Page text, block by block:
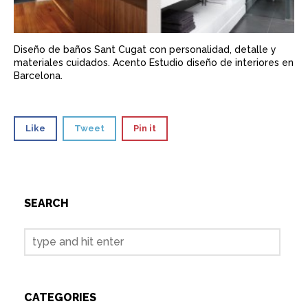
Diseño de baños Sant Cugat con personalidad, detalle y
materiales cuidados. Acento Estudio diseño de interiores en
Barcelona.
Like Tweet Pin it
SEARCH
CATEGORIES